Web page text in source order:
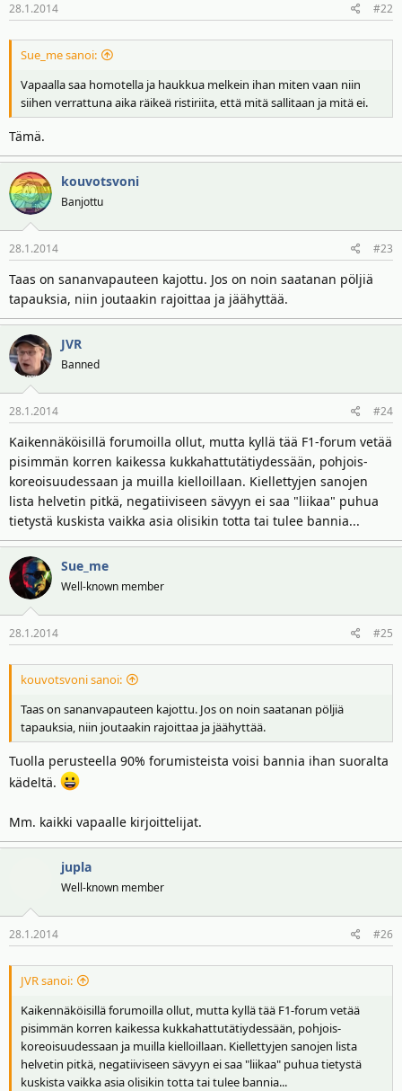
28.1.2014 #22
Sue_me sanoi:
Vapaalla saa homotella ja haukkua melkein ihan miten vaan niin
siihen verrattuna aika räikeä ristiriita, että mitä sallitaan ja mitä ei.
Tämä.
kouvotsvoni
Banjottu
28.1.2014 #23
Taas on sananvapauteen kajottu. Jos on noin saatanan pöljiä
tapauksia, niin joutaakin rajoittaa ja jäähyttää.
JVR
Banned
28.1.2014 #24
Kaikennäköisillä forumoilla ollut, mutta kyllä tää F1-forum vetää
pisimmän korren kaikessa kukkahattutätiydessään, pohjois-
koreoisuudessaan ja muilla kielloillaan. Kiellettyjen sanojen
lista helvetin pitkä, negatiiviseen sävyyn ei saa "liikaa" puhua
tietystä kuskista vaikka asia olisikin totta tai tulee bannia...
Sue_me
Well-known member
28.1.2014 #25
kouvotsvoni sanoi:
Taas on sananvapauteen kajottu. Jos on noin saatanan pöljiä
tapauksia, niin joutaakin rajoittaa ja jäähyttää.
Tuolla perusteella 90% forumisteista voisi bannia ihan suoralta
kädeltä.
Mm. kaikki vapaalle kirjoittelijat.
jupla
Well-known member
28.1.2014 #26
JVR sanoi:
Kaikennäköisillä forumoilla ollut, mutta kyllä tää F1-forum vetää
pisimmän korren kaikessa kukkahattutätiydessään, pohjois-
koreoisuudessaan ja muilla kielloillaan. Kiellettyjen sanojen lista
helvetin pitkä, negatiiviseen sävyyn ei saa "liikaa" puhua tietystä
kuskista vaikka asia olisikin totta tai tulee bannia...